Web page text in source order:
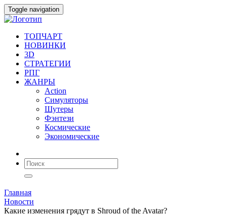
Toggle navigation
ТОПЧАРТ
НОВИНКИ
3D
СТРАТЕГИИ
РПГ
ЖАНРЫ
Action
Симуляторы
Шутеры
Фэнтези
Космические
Экономические
Главная
Новости
Какие изменения грядут в Shroud of the Avatar?